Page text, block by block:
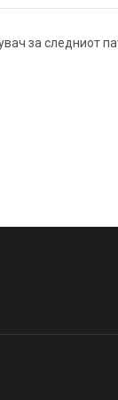
за следниот